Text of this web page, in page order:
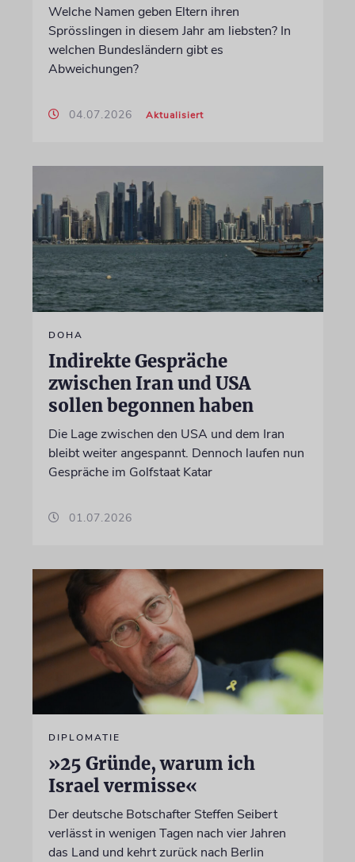
Welche Namen geben Eltern ihren
Sprösslingen in diesem Jahr am liebsten? In
welchen Bundesländern gibt es
Abweichungen?
04.07.2026 Aktualisiert
DOHA
Indirekte Gespräche
zwischen Iran und USA
sollen begonnen haben
Die Lage zwischen den USA und dem Iran
bleibt weiter angespannt. Dennoch laufen nun
Gespräche im Golfstaat Katar
01.07.2026
DIPLOMATIE
»25 Gründe, warum ich
Israel vermisse«
Der deutsche Botschafter Steffen Seibert
verlässt in wenigen Tagen nach vier Jahren
das Land und kehrt zurück nach Berlin